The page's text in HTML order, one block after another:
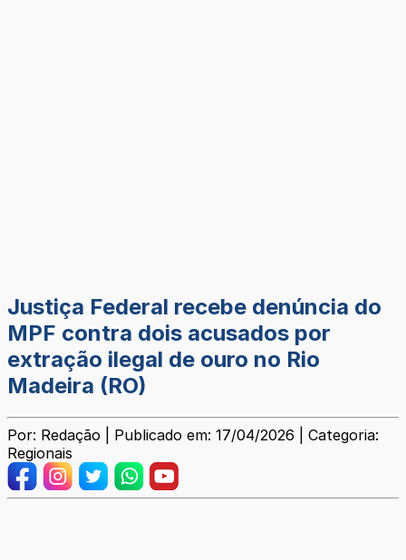
Justiça Federal recebe denúncia do
MPF contra dois acusados por
extração ilegal de ouro no Rio
Madeira (RO)
Por: Redação | Publicado em: 17/04/2026 | Categoria:
Regionais